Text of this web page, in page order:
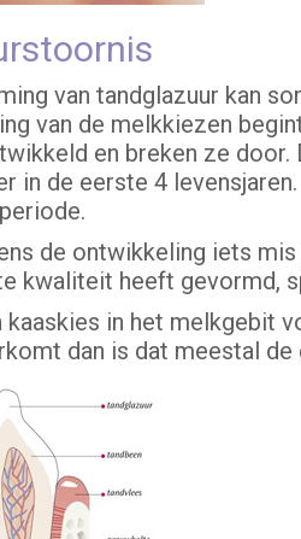
van tandglazuur kan
van de melkkiezen
en breken ze
in de eerste 4
de ontwikkeling iets mis
kwaliteit heeft gevormd,
kaaskies in het melkgebit
dan is dat meestal